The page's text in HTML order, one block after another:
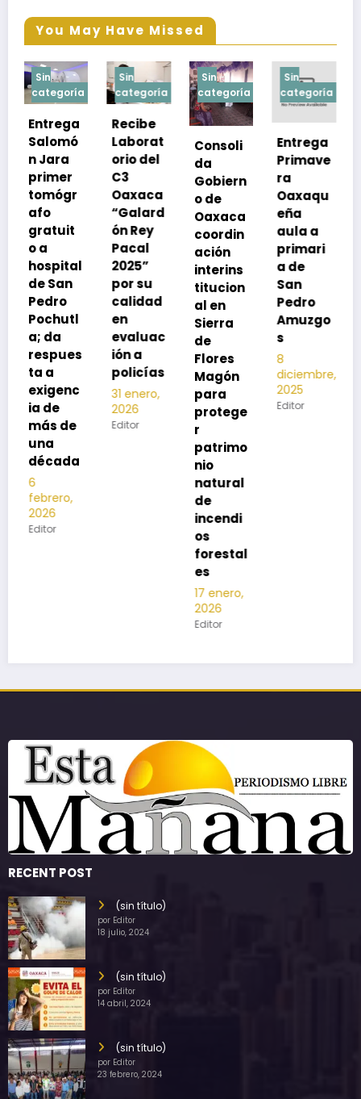
You May Have Missed
Sin
categoría
Recibe
Laborat
orio del
C3
Oaxaca
“Galard
ón Rey
Pacal
2025”
por su
calidad
en
evaluac
ión a
policías
31 enero,
2026
Editor
Sin
categoría
Consoli
da
Gobiern
o de
Oaxaca
coordin
ación
interins
titucion
al en
Sierra
de
Flores
Magón
para
protege
r
Sin
categoría
Entrega
Primave
ra
Oaxaqu
eña
aula a
primari
a de
San
Pedro
Amuzgo
s
8
diciembre,
2025
Editor
Sin
categoría
Exhorta
SSO a
vacuna
rse de
neumoc
oco
para
preveni
r la
neumon
ía
13
noviembre,
2025
Editor
RECENT POST
(sin título)
por Editor
18 julio, 2024
(sin título)
por Editor
14 abril, 2024
(sin título)
por Editor
23 febrero, 2024